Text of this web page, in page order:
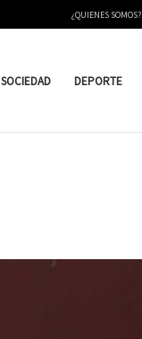
¿QUIENES SOMOS?
SOCIEDAD DEPORTE